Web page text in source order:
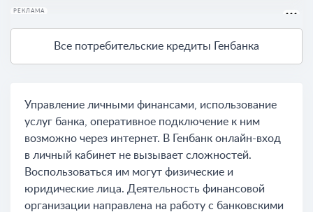
РЕКЛАМА
Все потребительские кредиты Генбанка
Управление личными финансами, использование
услуг банка, оперативное подключение к ним
возможно через интернет. В Генбанк онлайн-вход
в личный кабинет не вызывает сложностей.
Воспользоваться им могут физические и
юридические лица. Деятельность финансовой
организации направлена на работу с банковскими